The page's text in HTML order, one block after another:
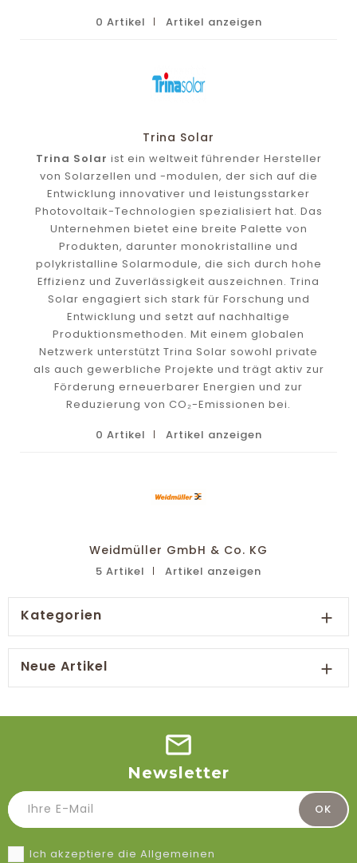
0 Artikel
Artikel anzeigen
Trina Solar
Trina Solar ist ein weltweit führender Hersteller
von Solarzellen und -modulen, der sich auf die
Entwicklung innovativer und leistungsstarker
Photovoltaik-Technologien spezialisiert hat. Das
Unternehmen bietet eine breite Palette von
Produkten, darunter monokristalline und
polykristalline Solarmodule, die sich durch hohe
Effizienz und Zuverlässigkeit auszeichnen. Trina
Solar engagiert sich stark für Forschung und
Entwicklung und setzt auf nachhaltige
Produktionsmethoden. Mit einem globalen
Netzwerk unterstützt Trina Solar sowohl private
als auch gewerbliche Projekte und trägt aktiv zur
Förderung erneuerbarer Energien und zur
Reduzierung von CO₂-Emissionen bei.
0 Artikel
Artikel anzeigen
Weidmüller GmbH & Co. KG
5 Artikel Artikel anzeigen
Kategorien 
Neue Artikel 
Newsletter
Ich akzeptiere die Allgemeinen